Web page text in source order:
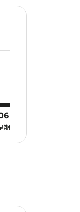
优惠
寻找优惠寻找优惠
disclaimer. 寻找优惠
期